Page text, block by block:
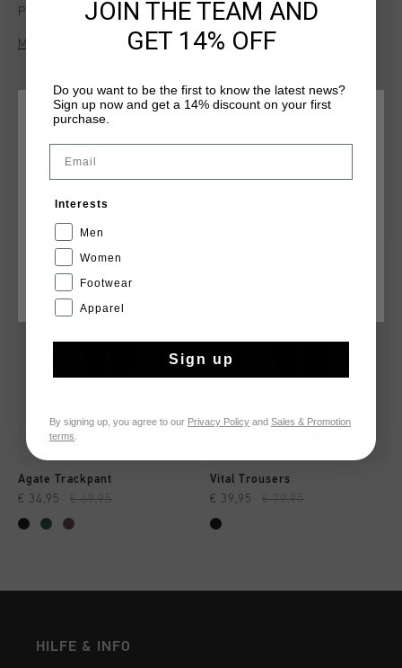
Polyester und 10 % Elastan und bietet eine bequeme und
flexible Passform im Regular Fit. Sie verfugt uber eine
Tasche und Markendetails an beiden Beinen. Perfekt fur
Designs sehen Sie immer bequem und stylisch aus.
Mehr Informationen
DAS KÖNNTE IHNEN AUCH GEFALLEN
Agate Trackpant
€ 34,95 € 69,95
Vital Trousers
€ 39,95 € 79,95
HILFE & INFO
WÄHLEN SIE IHREN STANDORT UND IHRE SPRACHE
CANCEL
JOIN THE TEAM AND
GET 14% OFF
Do you want to be the first to know the latest news?
Sign up now and get a 14% discount on your first
purchase.
Interests
Men
Women
Footwear
Apparel
Sign up
By signing up, you agree to our Privacy Policy and Sales & Promotion
terms